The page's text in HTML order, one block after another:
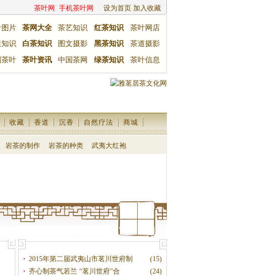
茶叶网 手机茶叶网 设为首页 加入收藏
片 茶网大全 茶艺知识 红茶知识
茶叶网店
识 白茶知识 图文摄影 黑茶知识 茶道摄影
叶 茶叶资讯 中国茶网 绿茶知识 茶叶信息
收藏 香道 沉香 自然疗法 商城
岩茶的制作 岩茶的种类 武夷大红袍
(15)
2015年第二届武夷山市茗川世府制
(24)
齐心制茶气若兰 “茗川世府”合